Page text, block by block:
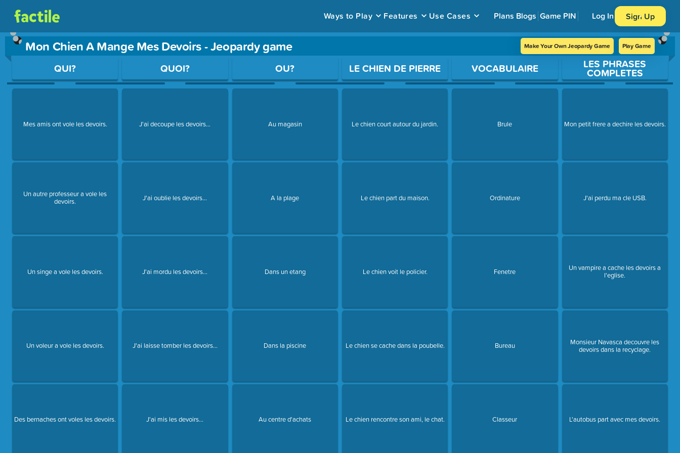
Ways to Play Features Use Cases Plans Blogs Game PIN Log In Sign Up
Mon Chien A Mange Mes Devoirs - Jeopardy game Make Your Own Jeopardy Game Play Game
Use arrow keys to move between questions. Press Enter or Space to open a question.
QUI?
Mes amis ont vole les devoirs.
Un autre professeur a vole les
devoirs.
Un singe a vole les devoirs.
Un voleur a vole les devoirs.
Des bernaches ont voles les devoirs.
QUOI?
J'ai decoupe les devoirs...
J'ai oublie les devoirs...
J'ai mordu les devoirs...
J'ai laisse tomber les devoirs...
J'ai mis les devoirs...
OU?
Au magasin
A la plage
Dans un etang
Dans la piscine
Au centre d'achats
LE CHIEN DE PIERRE
Le chien court autour du jardin.
Le chien part du maison.
Le chien voit le policier.
Le chien se cache dans la poubelle.
Le chien rencontre son ami, le chat.
VOCABULAIRE
Brule
Ordinature
Fenetre
Bureau
Classeur
LES PHRASES
COMPLETES
Mon petit frere a dechire les devoirs.
J'ai perdu ma cle USB.
Un vampire a cache les devoirs a
l'eglise.
Monsieur Navasca decouvre les
devoirs dans la recyclage.
L'autobus part avec mes devoirs.